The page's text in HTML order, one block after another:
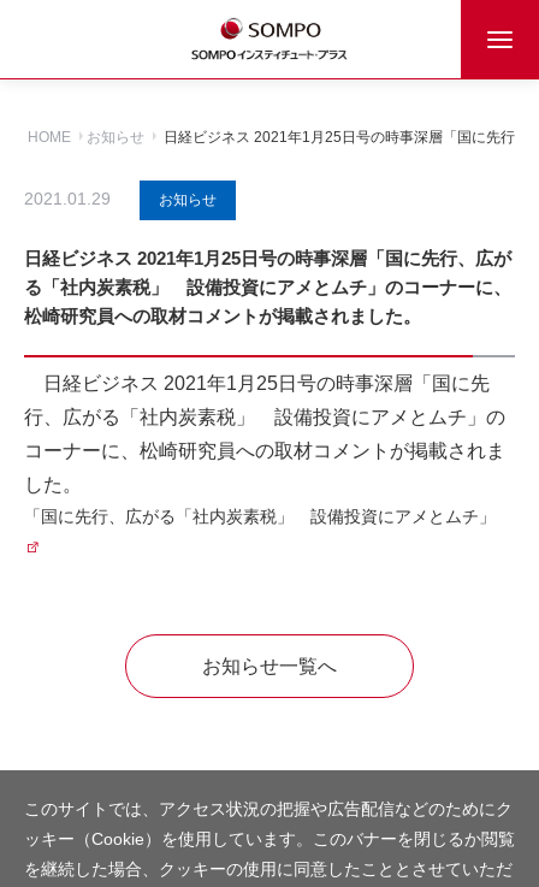
HOME お知らせ 日経ビジネス 2021年1月25日号の時事深層「国に先行
2021.01.29 お知らせ
日経ビジネス 2021年1月25日号の時事深層「国に先行、広が
る「社内炭素税」 設備投資にアメとムチ」のコーナーに、
松崎研究員への取材コメントが掲載されました。
日経ビジネス 2021年1月25日号の時事深層「国に先
行、広がる「社内炭素税」 設備投資にアメとムチ」の
コーナーに、松崎研究員への取材コメントが掲載されま
した。
「国に先行、広がる「社内炭素税」 設備投資にアメとムチ」
お知らせ一覧へ
このサイトでは、アクセス状況の把握や広告配信などのためにク
ッキー（Cookie）を使用しています。このバナーを閉じるか閲覧
を継続した場合、クッキーの使用に同意したこととさせていただ